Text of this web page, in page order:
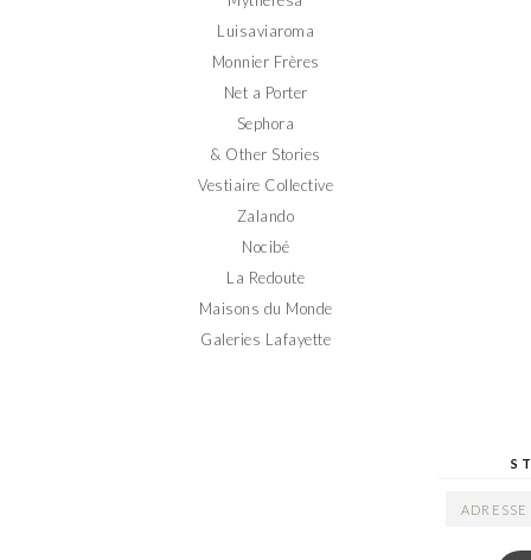
Luisaviaroma
Monnier Frères
Net a Porter
Sephora
& Other Stories
Vestiaire Collective
Zalando
Nocibé
La Redoute
Maisons du Monde
Galeries Lafayette
ADRESSE